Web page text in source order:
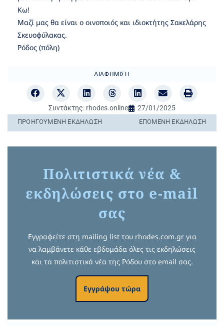
Κω!
Μαζί μας θα είναι ο οινοποιός και ιδιοκτήτης Σακελάρης
Σκευοφύλακας.
Ρόδος (πόλη)
ΔΙΑΦΉΜΙΣΗ
Συντάκτης: rhodes.online 27/01/2025
ΠΡΟΗΓΟΎΜΕΝΗ ΕΚΔΉΛΩΣΗ ΕΠΌΜΕΝΗ ΕΚΔΉΛΩΣΗ
Πολιτιστικά νέα &
εκδηλώσεις στο e-mail
σας
Εγγραφείτε στη mailing list του rhodes.com.gr για
να λαμβάνετε κάθε εβδομάδα όλες τις εκδηλώσεις
και τα πολιτιστικά νέα της Ρόδου στο email σας.
Εγγράψου τώρα